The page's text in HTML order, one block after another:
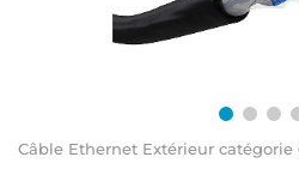
Câble Ethernet Extérieur catégorie